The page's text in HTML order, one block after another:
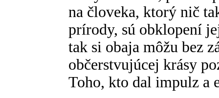
na človeka, ktorý nič
prírody, sú obklopení
tak si obaja môžu bez
občerstvujúcej krásy
Toho, kto dal impulz a